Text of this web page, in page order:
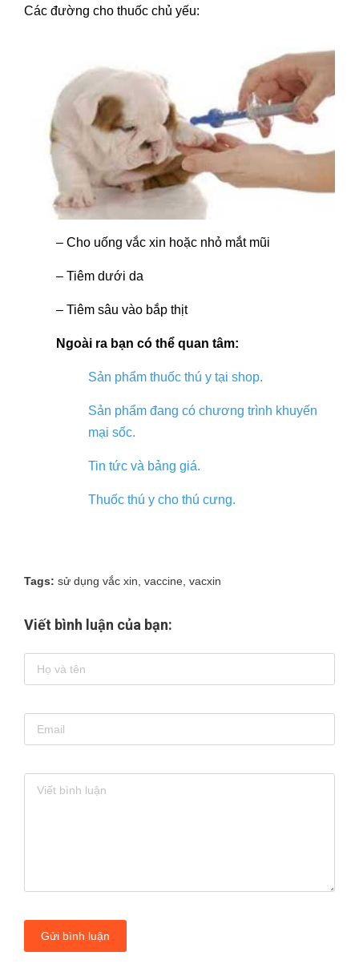
Các đường cho thuốc chủ yếu:
– Cho uống vắc xin hoặc nhỏ mắt mũi
– Tiêm dưới da
– Tiêm sâu vào bắp thịt
Ngoài ra bạn có thể quan tâm:
Sản phẩm thuốc thú y tại shop.
Sản phẩm đang có chương trình khuyến
mại sốc.
Tin tức và bảng giá.
Thuốc thú y cho thú cưng.
Tags: sử dụng vắc xin, vaccine, vacxin
Viết bình luận của bạn:
Gửi bình luận